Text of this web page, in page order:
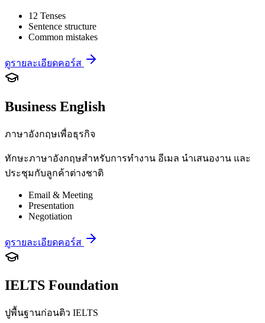
12 Tenses
Sentence structure
Common mistakes
ดูรายละเอียดคอร์ส
Business English
ภาษาอังกฤษเพื่อธุรกิจ
ทักษะภาษาอังกฤษสำหรับการทำงาน อีเมล นำเสนองาน และ
ประชุมกับลูกค้าต่างชาติ
Email & Meeting
Presentation
Negotiation
ดูรายละเอียดคอร์ส
IELTS Foundation
ปูพื้นฐานก่อนติว IELTS